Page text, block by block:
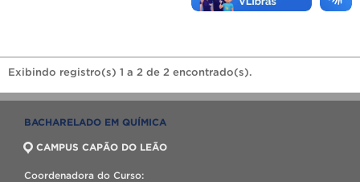
Exibindo registro(s) 1 a 2 de 2 encontrado(s).
BACHARELADO EM QUÍMICA
CAMPUS CAPÃO DO LEÃO
Coordenadora do Curso: